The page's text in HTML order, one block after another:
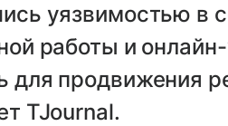
уязвимостью в
работы и
для продвижения
TJournal.